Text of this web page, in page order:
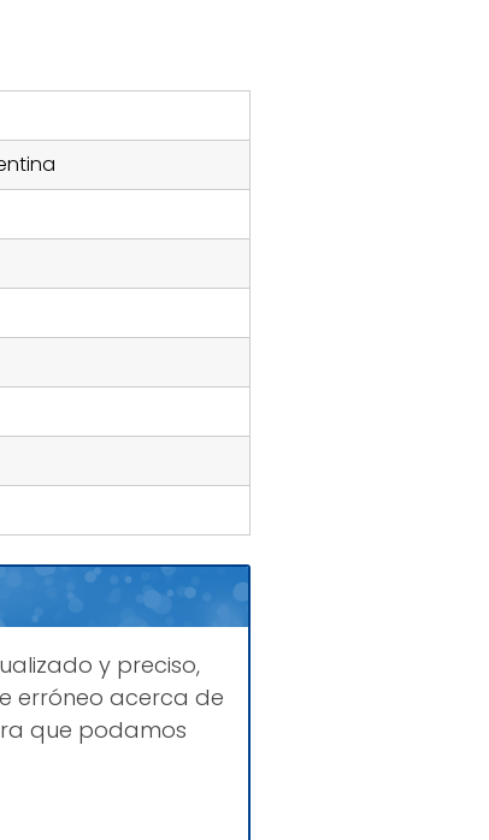
y preciso,
erróneo acerca de
que podamos